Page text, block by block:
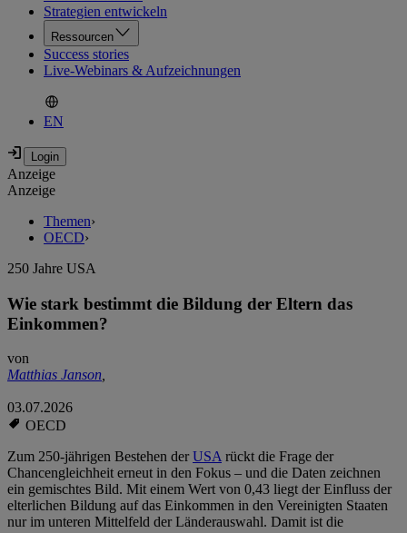
Strategien entwickeln
Ressourcen
Success stories
Live-Webinars & Aufzeichnungen
EN
Anzeige
Anzeige
Themen›
OECD›
250 Jahre USA
Wie stark bestimmt die Bildung der Eltern das
Einkommen?
von
Matthias Janson,
03.07.2026
OECD
Zum 250-jährigen Bestehen derUSArückt die Frage der
Chancengleichheit erneut in den Fokus – und die Daten zeichnen
ein gemischtes Bild. Mit einem Wert von 0,43 liegt der Einfluss der
elterlichen Bildung auf das Einkommen in den Vereinigten Staaten
nur im unteren Mittelfeld der Länderauswahl. Damit ist die